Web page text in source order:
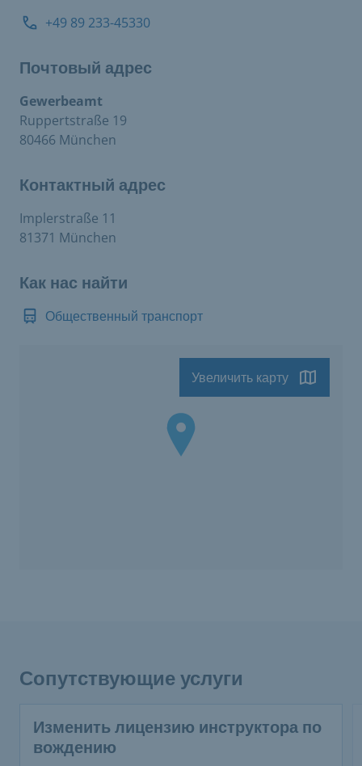
+49 89 233-45330
Почтовый адрес
Gewerbeamt
Ruppertstraße 19
80466 München
Контактный адрес
Implerstraße 11
81371 München
Как нас найти
Общественный транспорт
Увеличить карту
Сопутствующие услуги
Изменить лицензию инструктора по
вождению